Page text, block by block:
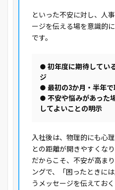
といった不安に対し、人
ージを伝える場を意識的
です。
● 初年度に期待してい
ジ
● 最初の3か月・半年で
● 不安や悩みがあった
してよいことの明示
入社後は、物理的にも心
との距離が開きやすくなり
だからこそ、不安が高ま
ングで、「困ったときに
うメッセージを伝えてお